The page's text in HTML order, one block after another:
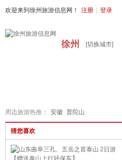
欢迎来到徐州旅游信息网！ 注册 登录
徐州 [切换城市]
周边旅游热推： 安徽 普陀山
猜您喜欢